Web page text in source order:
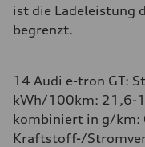
ist die Ladeleistung
begrenzt.
14 Audi e-tron GT:
kWh/100km: 21,6-
kombiniert in g/km:
Kraftstoff-/